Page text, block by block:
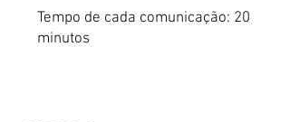
Tempo de cada comunicação: 20
minutos